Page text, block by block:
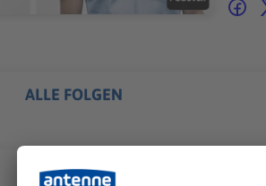
ALLE FOLGEN
Au Wacken